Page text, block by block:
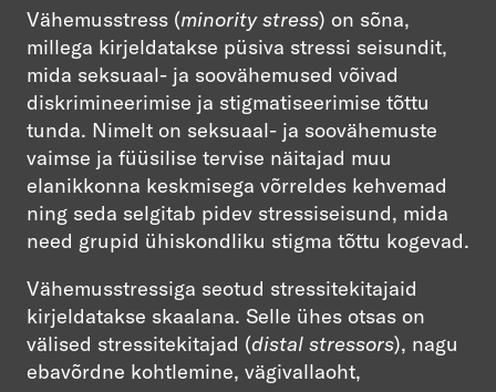
Vähemusstress (minority stress) on sõna,
millega kirjeldatakse püsiva stressi seisundit,
mida seksuaal- ja soovähemused võivad
diskrimineerimise ja stigmatiseerimise tõttu
tunda. Nimelt on seksuaal- ja soovähemuste
vaimse ja füüsilise tervise näitajad muu
elanikkonna keskmisega võrreldes kehvemad
ning seda selgitab pidev stressiseisund, mida
need grupid ühiskondliku stigma tõttu kogevad.
Vähemusstressiga seotud stressitekitajaid
kirjeldatakse skaalana. Selle ühes otsas on
välised stressitekitajad (distal stressors), nagu
ebavõrdne kohtlemine, vägivallaoht,